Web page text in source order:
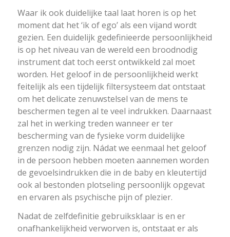
Waar ik ook duidelijke taal laat horen is op het
moment dat het ‘ik of ego’ als een vijand wordt
gezien. Een duidelijk gedefinieerde persoonlijkheid
is op het niveau van de wereld een broodnodig
instrument dat toch eerst ontwikkeld zal moet
worden. Het geloof in de persoonlijkheid werkt
feitelijk als een tijdelijk filtersysteem dat ontstaat
om het delicate zenuwstelsel van de mens te
beschermen tegen al te veel indrukken. Daarnaast
zal het in werking treden wanneer er ter
bescherming van de fysieke vorm duidelijke
grenzen nodig zijn. Nádat we eenmaal het geloof
in de persoon hebben moeten aannemen worden
de gevoelsindrukken die in de baby en kleutertijd
ook al bestonden plotseling persoonlijk opgevat
en ervaren als psychische pijn of plezier.
Nadat de zelfdefinitie gebruiksklaar is en er
onafhankelijkheid verworven is, ontstaat er als